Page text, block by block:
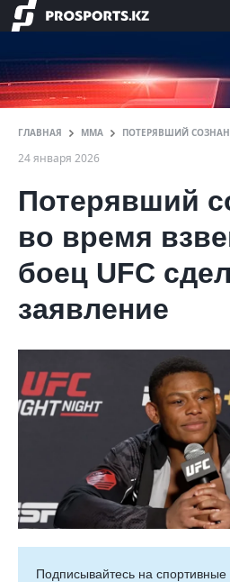
ГЛАВНАЯ ММА ПОТЕРЯВШИЙ
24 января 2026
Потерявший
во время
боец UFC
заявление
Подписывайтесь на cпортивные